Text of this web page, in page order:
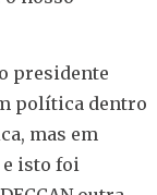
presidente
política dentro
mas em
e isto foi